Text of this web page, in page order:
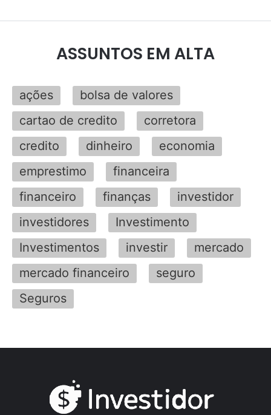
ASSUNTOS EM ALTA
ações
bolsa de valores
cartao de credito
corretora
credito
dinheiro
economia
emprestimo
financeira
financeiro
finanças
investidor
investidores
Investimento
Investimentos
investir
mercado
mercado financeiro
seguro
Seguros